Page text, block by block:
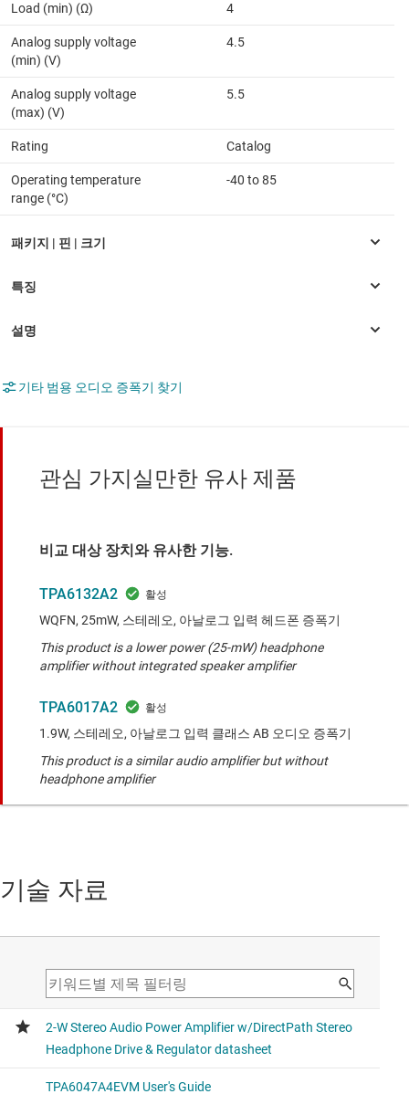
Load (min) (Ω) 4
Analog supply voltage
(min) (V)
4.5
Analog supply voltage
(max) (V)
5.5
Rating Catalog
Operating temperature
range (°C)
-40 to 85
기타 범용 오디오 증폭기 찾기
관심 가지실만한 유사 제품
비교 대상 장치와 유사한 기능.
TPA6132A2
WQFN, 25mW, 스테레오, 아날로그 입력 헤드폰 증폭기
This product is a lower power (25-mW) headphone
amplifier without integrated speaker amplifier
TPA6017A2
1.9W, 스테레오, 아날로그 입력 클래스 AB 오디오 증폭기
This product is a similar audio amplifier but without
headphone amplifier
기술 자료